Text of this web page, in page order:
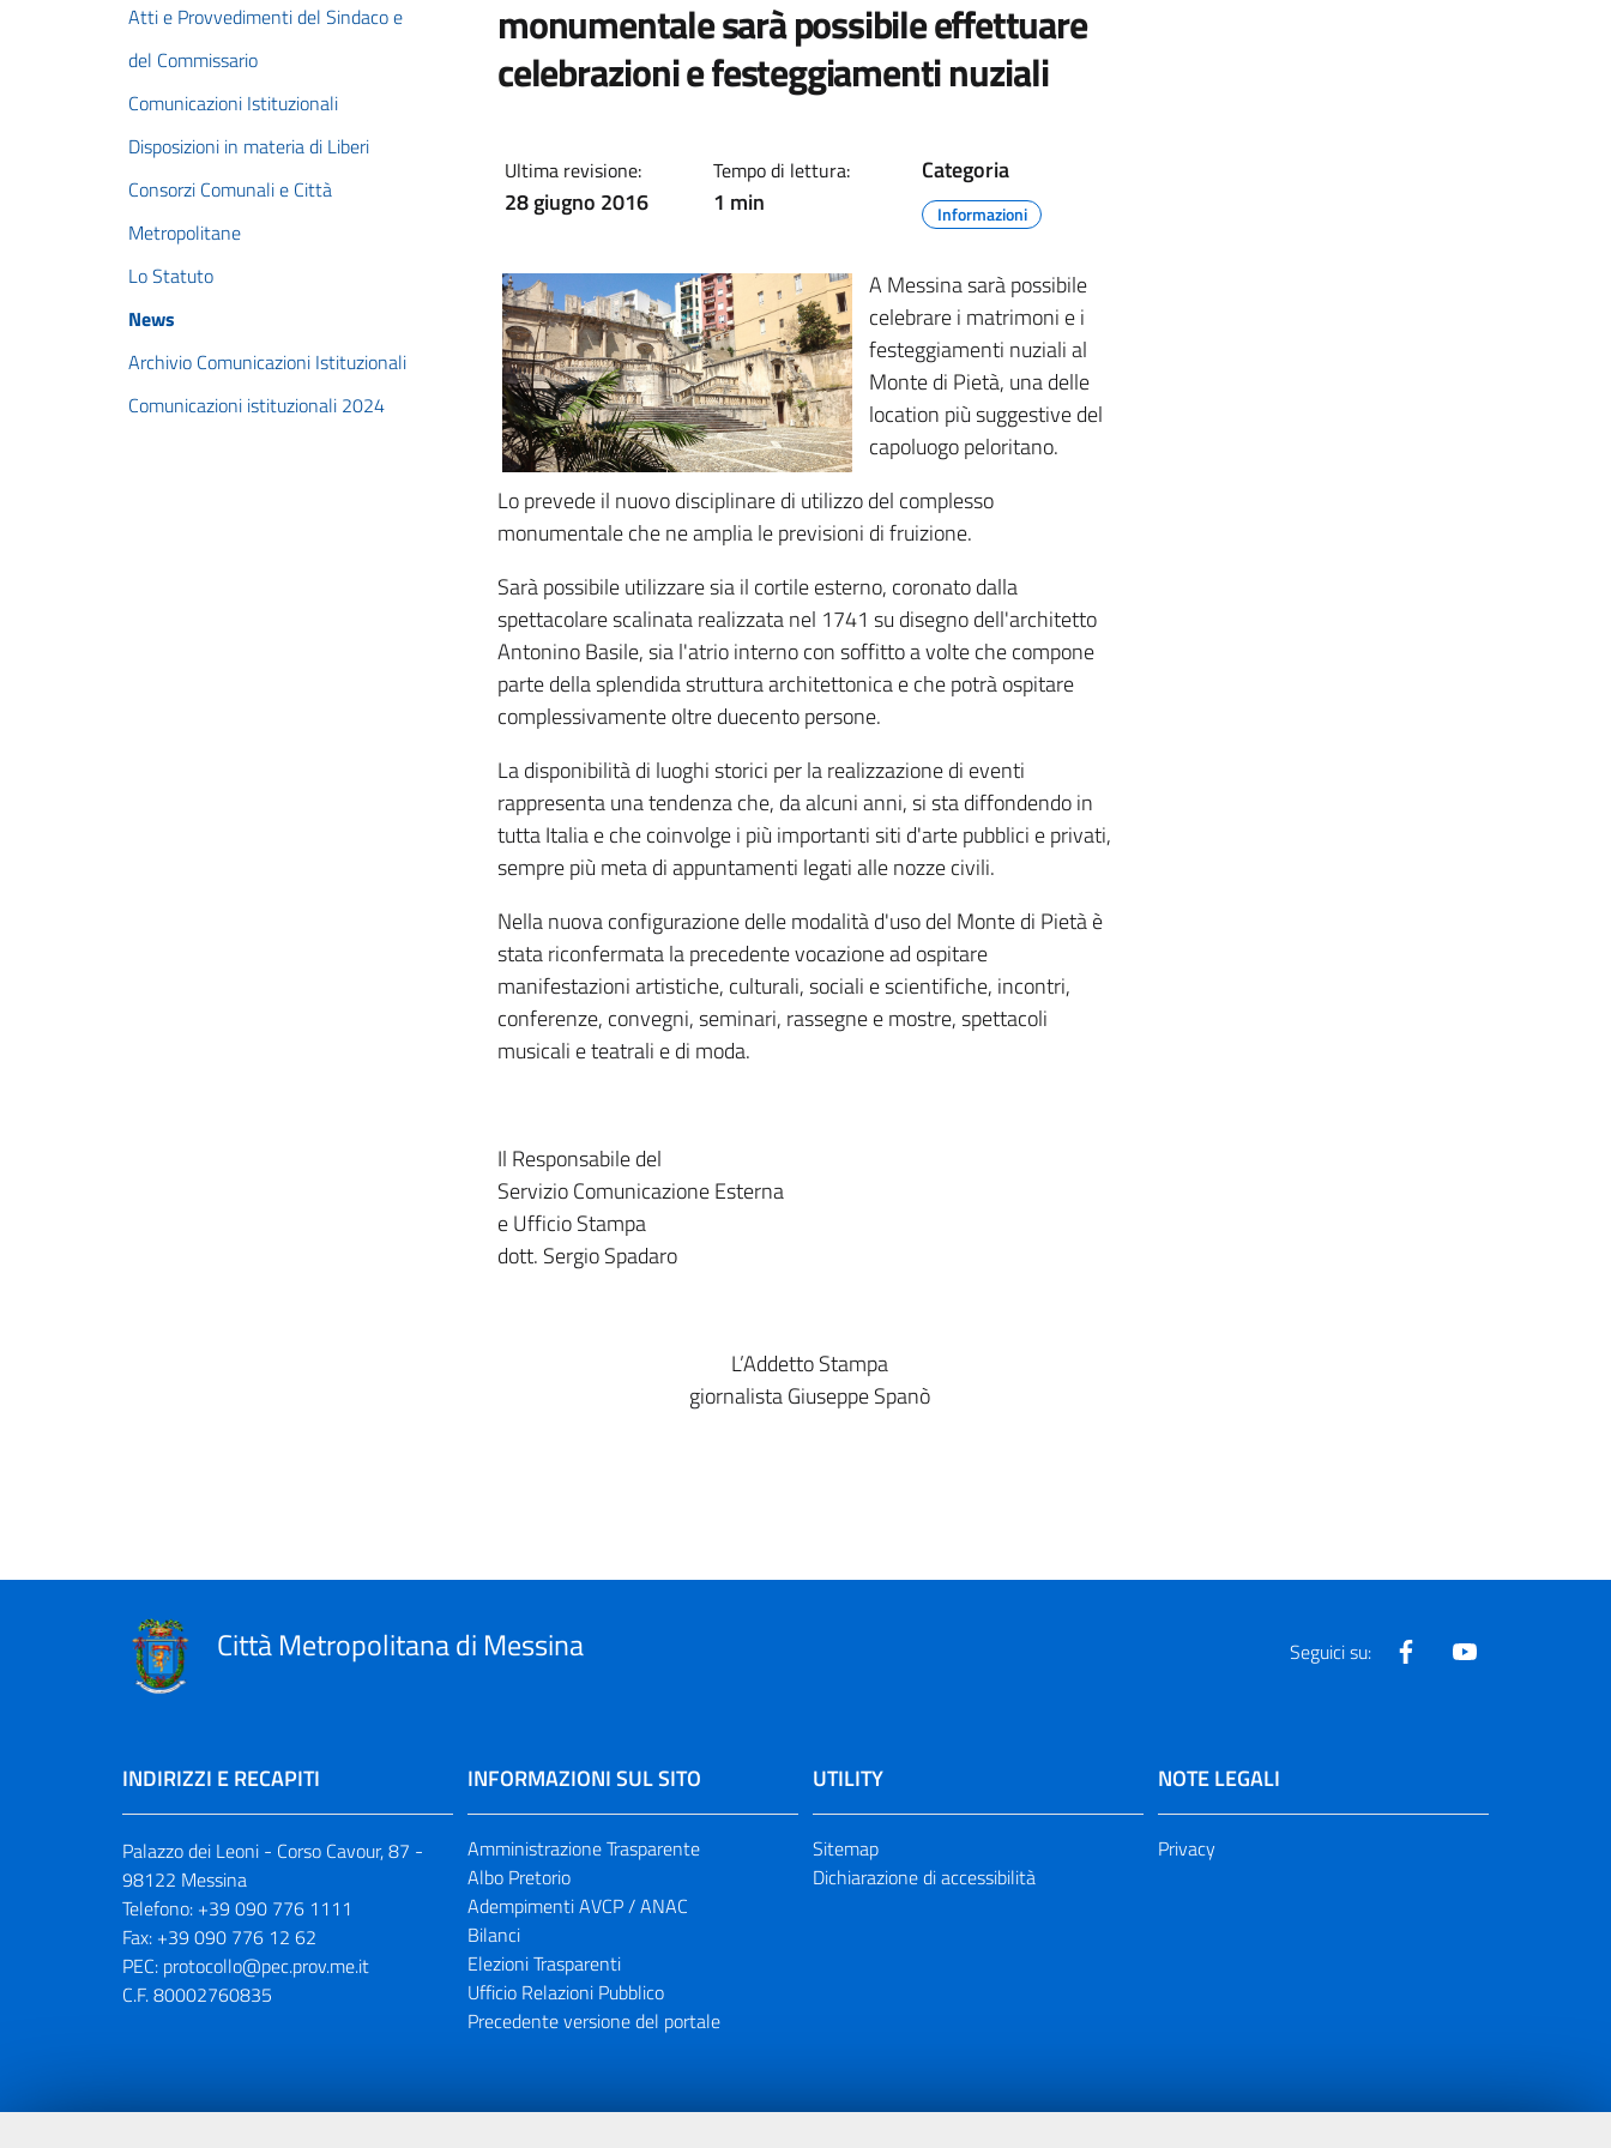
Atti e Provvedimenti del Sindaco e
del Commissario
Comunicazioni Istituzionali
Disposizioni in materia di Liberi
Consorzi Comunali e Città
Metropolitane
Lo Statuto
News
Archivio Comunicazioni Istituzionali
Comunicazioni istituzionali 2024
monumentale sarà possibile effettuare
celebrazioni e festeggiamenti nuziali
Ultima revisione:
28 giugno 2016
Tempo di lettura:
1 min
Categoria
Informazioni
A Messina sarà possibile
celebrare i matrimoni e i
festeggiamenti nuziali al
Monte di Pietà, una delle
location più suggestive del
capoluogo peloritano.
Lo prevede il nuovo disciplinare di utilizzo del complesso
monumentale che ne amplia le previsioni di fruizione.
Sarà possibile utilizzare sia il cortile esterno, coronato dalla
spettacolare scalinata realizzata nel 1741 su disegno dell'architetto
Antonino Basile, sia l'atrio interno con soffitto a volte che compone
parte della splendida struttura architettonica e che potrà ospitare
complessivamente oltre duecento persone.
La disponibilità di luoghi storici per la realizzazione di eventi
rappresenta una tendenza che, da alcuni anni, si sta diffondendo in
tutta Italia e che coinvolge i più importanti siti d'arte pubblici e privati,
sempre più meta di appuntamenti legati alle nozze civili.
Nella nuova configurazione delle modalità d'uso del Monte di Pietà è
stata riconfermata la precedente vocazione ad ospitare
manifestazioni artistiche, culturali, sociali e scientifiche, incontri,
conferenze, convegni, seminari, rassegne e mostre, spettacoli
musicali e teatrali e di moda.
Il Responsabile del
Servizio Comunicazione Esterna
e Ufficio Stampa
dott. Sergio Spadaro
L’Addetto Stampa
giornalista Giuseppe Spanò
Città Metropolitana di Messina Seguici su: Facebook
INDIRIZZI E RECAPITI
Palazzo dei Leoni - Corso Cavour, 87 -
98122 Messina
Telefono: +39 090 776 1111
Fax: +39 090 776 12 62
PEC: protocollo@pec.prov.me.it
C.F. 80002760835
INFORMAZIONI SUL SITO
Amministrazione Trasparente
Albo Pretorio
Adempimenti AVCP / ANAC
Bilanci
Elezioni Trasparenti
Ufficio Relazioni Pubblico
Precedente versione del portale
UTILITY
Sitemap
Dichiarazione di accessibilità
NOTE LEGALI
Privacy